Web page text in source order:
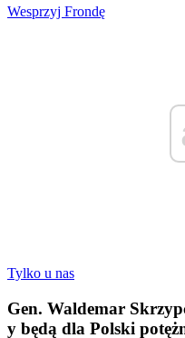
Wesprzyj Frondę
Tylko u nas
Gen. Waldemar
y będą dla Polski